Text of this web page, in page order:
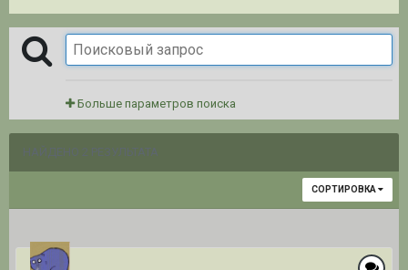
Больше параметров поиска
НАЙДЕНО 2 РЕЗУЛЬТАТА
СОРТИРОВКА